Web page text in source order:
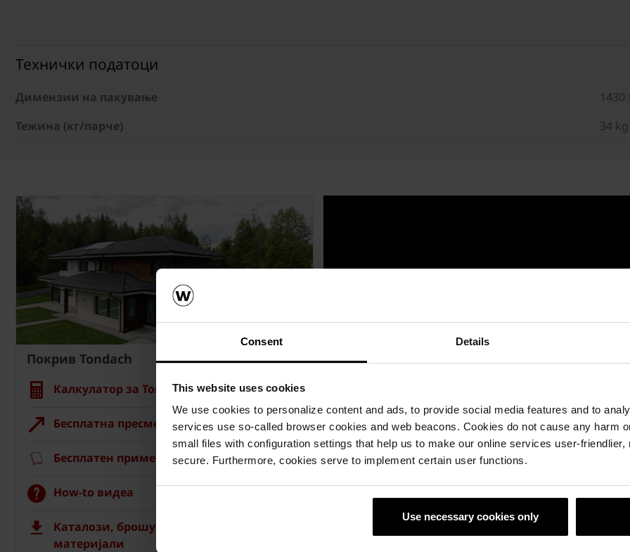
Consent Details
This website uses cookies
We use cookies to personalize content and ads, to provide social media features and to
services use so-called browser cookies and web beacons. Cookies do not cause any harm
small files with configuration settings that help us to make our online services user-friendlier,
secure. Furthermore, cookies serve to implement certain user functions.
Use necessary cookies only
Технички податоци
Димензии на пакување
1430
Тежина (кг/парче)
34 kg
Покрив Tondach
Калкулатор за Tondach покрив
Бесплатна пресметка на материјалот
Бесплатен примерок на ќерамида
How-to видеа
Каталози, брошури, технички
материјали